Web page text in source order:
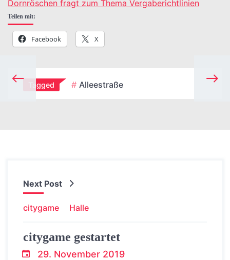
Dornröschen fragt zum Thema Vergaberichtlinien
Teilen mit:
Facebook X
Tagged Alleestraße
Next Post
citygame Halle
citygame gestartet
29. November 2019